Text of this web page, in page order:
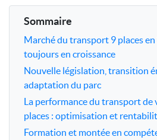
Sommaire
Marché du transport 9 places
toujours en croissance
Nouvelle législation, transition
adaptation du parc
La performance du transport de
places : optimisation et
Formation et montée en